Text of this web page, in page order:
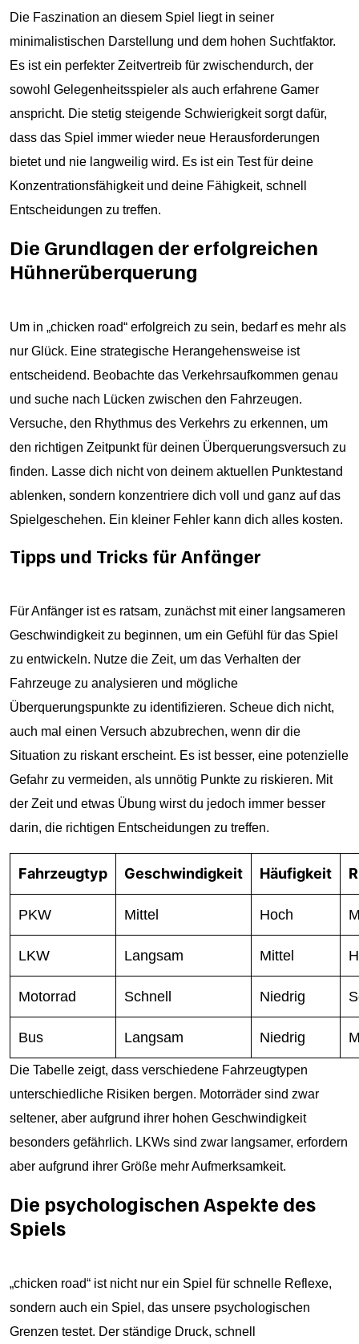
Die Faszination an diesem Spiel liegt in seiner
minimalistischen Darstellung und dem hohen Suchtfaktor.
Es ist ein perfekter Zeitvertreib für zwischendurch, der
sowohl Gelegenheitsspieler als auch erfahrene Gamer
anspricht. Die stetig steigende Schwierigkeit sorgt dafür,
dass das Spiel immer wieder neue Herausforderungen
bietet und nie langweilig wird. Es ist ein Test für deine
Konzentrationsfähigkeit und deine Fähigkeit, schnell
Entscheidungen zu treffen.
Die Grundlagen der erfolgreichen
Hühnerüberquerung
Um in „chicken road“ erfolgreich zu sein, bedarf es mehr als
nur Glück. Eine strategische Herangehensweise ist
entscheidend. Beobachte das Verkehrsaufkommen genau
und suche nach Lücken zwischen den Fahrzeugen.
Versuche, den Rhythmus des Verkehrs zu erkennen, um
den richtigen Zeitpunkt für deinen Überquerungsversuch zu
finden. Lasse dich nicht von deinem aktuellen Punktestand
ablenken, sondern konzentriere dich voll und ganz auf das
Spielgeschehen. Ein kleiner Fehler kann dich alles kosten.
Tipps und Tricks für Anfänger
Für Anfänger ist es ratsam, zunächst mit einer langsameren
Geschwindigkeit zu beginnen, um ein Gefühl für das Spiel
zu entwickeln. Nutze die Zeit, um das Verhalten der
Fahrzeuge zu analysieren und mögliche
Überquerungspunkte zu identifizieren. Scheue dich nicht,
auch mal einen Versuch abzubrechen, wenn dir die
Situation zu riskant erscheint. Es ist besser, eine potenzielle
Gefahr zu vermeiden, als unnötig Punkte zu riskieren. Mit
der Zeit und etwas Übung wirst du jedoch immer besser
darin, die richtigen Entscheidungen zu treffen.
Fahrzeugtyp Geschwindigkeit Häufigkeit
PKW Mittel Hoch
LKW Langsam Mittel
Motorrad Schnell Niedrig
Bus Langsam Niedrig
Die Tabelle zeigt, dass verschiedene Fahrzeugtypen
unterschiedliche Risiken bergen. Motorräder sind zwar
seltener, aber aufgrund ihrer hohen Geschwindigkeit
besonders gefährlich. LKWs sind zwar langsamer, erfordern
aber aufgrund ihrer Größe mehr Aufmerksamkeit.
Die psychologischen Aspekte des
Spiels
„chicken road“ ist nicht nur ein Spiel für schnelle Reflexe,
sondern auch ein Spiel, das unsere psychologischen
Grenzen testet. Der ständige Druck, schnell